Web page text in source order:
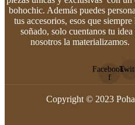
bohochic. Además puedes
tus accesorios, esos que siempre
soñado, solo cuentanos tu idea
nosotros la materializamos.
Facebook-
f
Copyright © 2023